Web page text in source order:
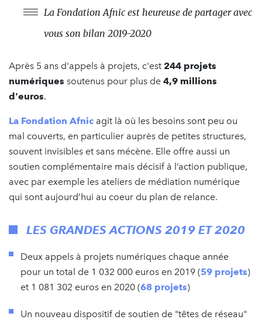
La Fondation Afnic est heureuse de partager avec
vous son bilan 2019-2020
Après 5 ans d'appels à projets, c'est 244 projets
numériques soutenus pour plus de 4,9 millions
d'euros.
La Fondation Afnic agit là où les besoins sont peu ou
mal couverts, en particulier auprès de petites structures,
souvent invisibles et sans mécène. Elle offre aussi un
soutien complémentaire mais décisif à l’action publique,
avec par exemple les ateliers de médiation numérique
qui sont aujourd’hui au coeur du plan de relance.
LES GRANDES ACTIONS 2019 ET 2020
Deux appels à projets numériques chaque année
pour un total de 1 032 000 euros en 2019 (59 projets)
et 1 081 302 euros en 2020 (68 projets)
Un nouveau dispositif de soutien de "têtes de réseau"